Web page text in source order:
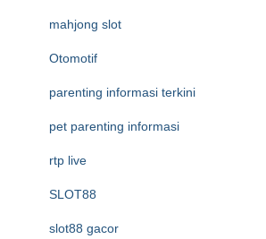
mahjong slot
Otomotif
parenting informasi terkini
pet parenting informasi
rtp live
SLOT88
slot88 gacor